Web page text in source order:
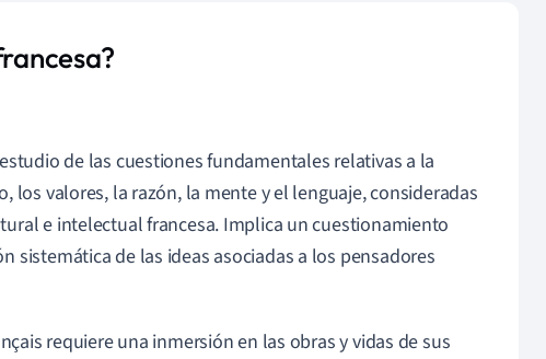
de las cuestiones fundamentales relativas a la
los valores, la razón, la mente y el lenguaje, consideradas
e intelectual francesa. Implica un cuestionamiento
sistemática de las ideas asociadas a los pensadores
requiere una inmersión en las obras y vidas de sus